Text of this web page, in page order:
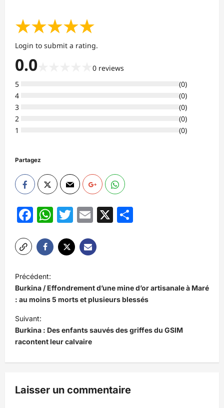
★★★★★
Login to submit a rating.
0.0 0 reviews
5
(0)
4
(0)
3
(0)
2
(0)
1
(0)
Partagez
Facebook
WhatsApp
Twitter
Email
X
N
a
v
i
g
a
t
o
Précédent:
Burkina / Effondrement d’une mine d’or artisanale à Maré
: au moins 5 morts et plusieurs blessés
Suivant:
Burkina : Des enfants sauvés des griffes du GSIM
racontent leur calvaire
Laisser un commentaire